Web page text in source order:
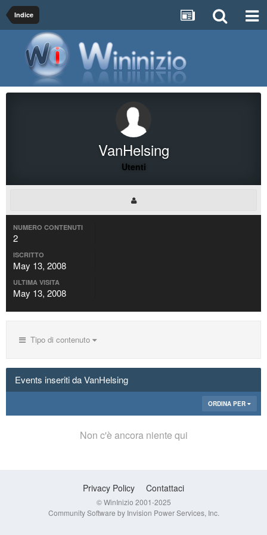
Indice
VanHelsing
Utenti
NUMERO CONTENUTI
2
ISCRITTO
May 13, 2008
ULTIMA VISITA
May 13, 2008
Tipo di contenuto
Events inseriti da VanHelsing
ORDINA PER
Non c'è ancora niente qui
Privacy Policy Contattaci
© WinInizio 2001-2025
Community Software by Invision Power Services, Inc.